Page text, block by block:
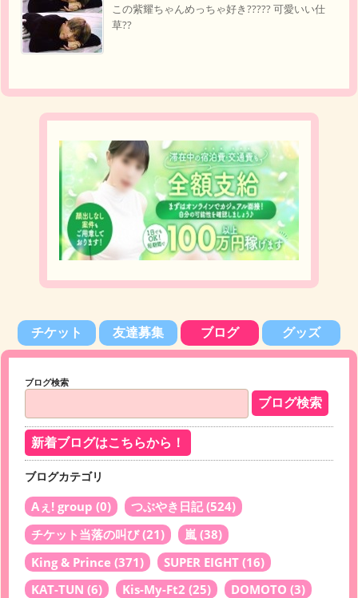
この紫耀ちゃんめっちゃ好き????? 可愛いい仕
草??
チケット 友達募集 ブログ グッズ
ブログ検索
新着ブログはこちらから！
ブログカテゴリ
Aぇ! group (0) つぶやき日記(524)
チケット当落の叫び(21) 嵐 (38)
King & Prince (371) SUPER EIGHT (16)
KAT-TUN (6) Kis-My-Ft2 (25) DOMOTO (3)